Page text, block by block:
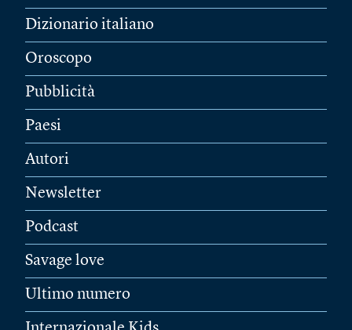
Dizionario italiano
Oroscopo
Pubblicità
Paesi
Autori
Newsletter
Podcast
Savage love
Ultimo numero